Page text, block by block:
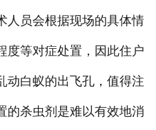
人员会根据现场的具体情
度等对症处置，因此住户
动白蚁的出飞孔，值得注
的杀虫剂是难以有效地消